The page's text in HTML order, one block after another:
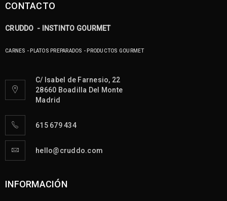
CONTACTO
CRUDDO - INSTINTO GOURMET
CARNES - PLATOS PREPARADOS - PRODUCTOS GOURMET
C/ Isabel de Farnesio, 22
28660 Boadilla Del Monte
Madrid
615 679 434
hello@cruddo.com
INFORMACIÓN